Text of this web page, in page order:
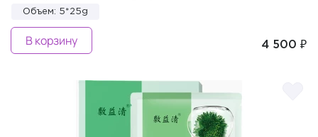
Объем: 5*25g
4 500 ₽
В корзину